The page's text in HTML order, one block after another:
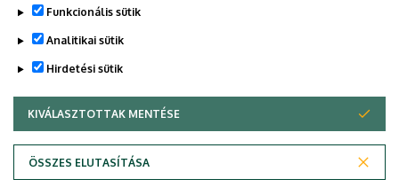
Funkcionális sütik
Analitikai sütik
Hirdetési sütik
KIVÁLASZTOTTAK MENTÉSE
ÖSSZES ELUTASÍTÁSA
WITHDRAW CONSENT